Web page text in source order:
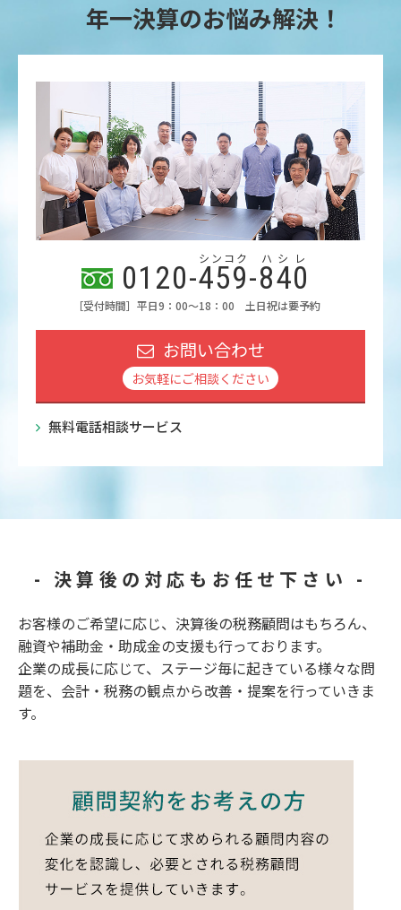
年一決算のお悩み解決！
0120-459
シンコク
-840
ハシレ
［受付時間］平日9：00～18：00 土日祝は要予約
お問い合わせ
お気軽にご相談ください
無料電話相談サービス
- 決算後の対応もお任せ下さい -
お客様のご希望に応じ、決算後の税務顧問はもちろん、
融資や補助金・助成金の支援も行っております。
企業の成長に応じて、ステージ毎に起きている様々な問
題を、会計・税務の観点から改善・提案を行っていきま
す。